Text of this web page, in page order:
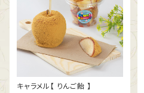
キャラメル【 りんご飴 】